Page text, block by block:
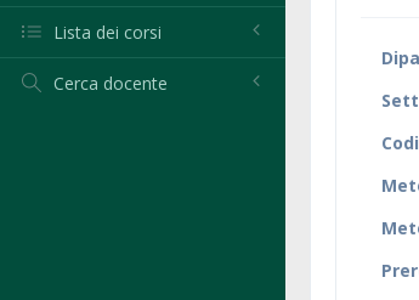
Lista dei corsi
Cerca docente